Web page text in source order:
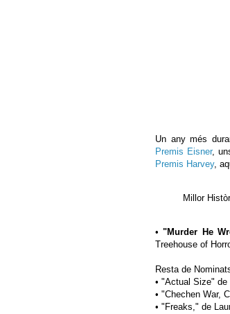
Un any més
Premis Eisner,
Premis Harvey,
Millor
•"Murder He
Treehouse of
Resta de
• "Actual Size"
• "Chechen War,
• "Freaks," de